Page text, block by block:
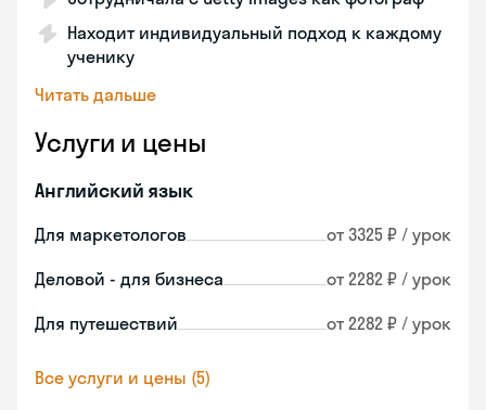
Находит индивидуальный подход к каждому
ученику
Читать дальше
Услуги и цены
Английский язык
Для маркетологов от 3325 ₽ / урок
Деловой - для бизнеса от 2282 ₽ / урок
Для путешествий от 2282 ₽ / урок
Все услуги и цены (5)